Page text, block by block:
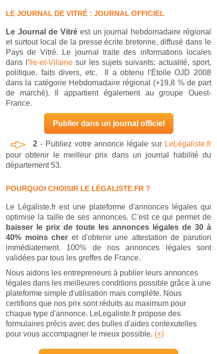
LE JOURNAL DE VITRÉ : JOURNAL OFFICIEL
Le Journal de Vitréest un journal hebdomadaire régional
et surtout local de la presse écrite bretonne, diffusé dans le
Pays de Vitré. Le journal traite des informations locales
dans l'Ile-et-Vilainesur les sujets suivants: actualité, sport,
politique, faits divers, etc. Il a obtenu l'Étoile OJD 2008
dans la catégorie Hebdomadaire régional (+19,8 % de part
de marché). Il appartient également au groupe Ouest-
France.
Publier dans un journal officiel
2- Publiez votre annonce légale sur LeLégaliste.fr
pour obtenir le meilleur prix dans un journal habilité du
département 53.
POURQUOI CHOISIR LE LÉGALISTE.FR ?
Le Légaliste.fr est une plateforme d'annonces légales qui
optimise la taille de ses annonces. C'est ce qui permet de
baisser le prix de toute les annonces légales de 30 à
40% moins cher et d'obtenir une attestation de parution
immédiatement. 100% de nos annonces légales sont
validées par tous les greffes de France.
Nous aidons les entrepreneurs à publier leurs annonces
légales dans les meilleures conditions possible grâce à une
plateforme simple d'utilisation mais complète. Nous
certifions que nos prix sont réduits au maximum pour
chaque type d'annonce. LeLegaliste.fr propose des
formulaires précis avec des bulles d'aides contexutelles
pour vous accompagner le mieux possible. (+)